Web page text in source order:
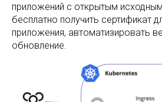
приложений с открытым
бесплатно получить сертификат
приложения, автоматизировать
обновление.